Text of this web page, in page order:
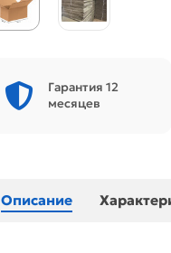
Гарантия 12
месяцев
Описание